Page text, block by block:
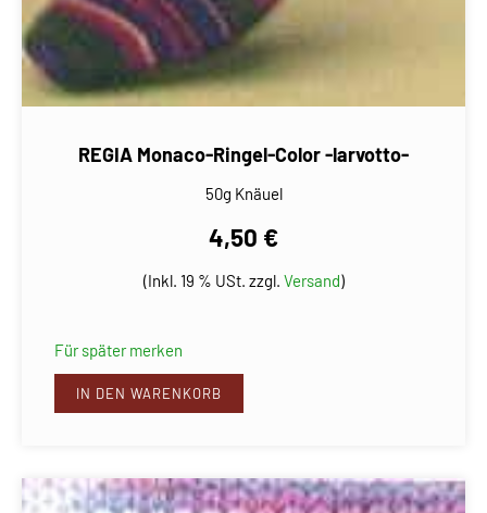
REGIA Monaco-Ringel-Color -larvotto-
50g Knäuel
4,50 €
(Inkl. 19 % USt. zzgl. Versand)
Für später merken
IN DEN WARENKORB